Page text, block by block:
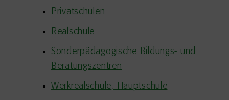
Privatschulen
Realschule
Sonderpädagogische Bildungs- und
Beratungszentren
Werkrealschule, Hauptschule